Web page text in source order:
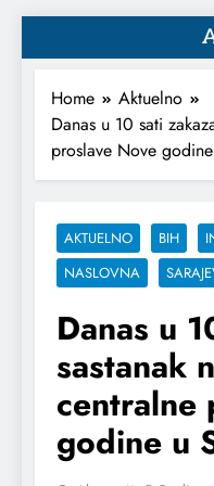
Home
Aktuelno
Danas u 10 sati
proslave Nove
AKTUELNO BIH
NASLOVNA
Danas u
sastanak
centralne
godine u